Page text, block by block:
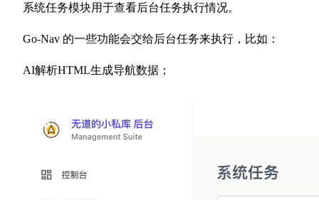
系统任务模块用于查看后台任务执行情况。
Go-Nav 的一些功能会交给后台任务来执行，比如：
AI解析HTML生成导航数据；